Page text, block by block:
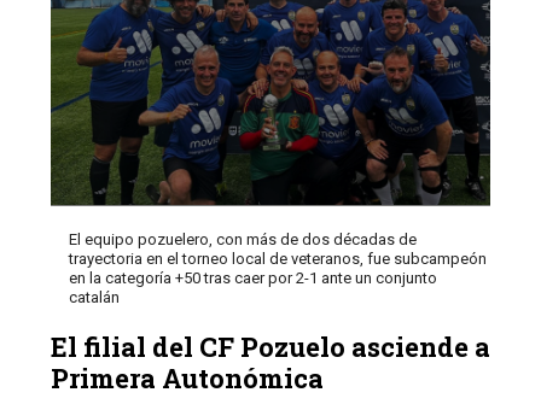
El equipo pozuelero, con más de dos décadas de
trayectoria en el torneo local de veteranos, fue subcampeón
en la categoría +50 tras caer por 2-1 ante un conjunto
catalán
El filial del CF Pozuelo asciende a
Primera Autonómica